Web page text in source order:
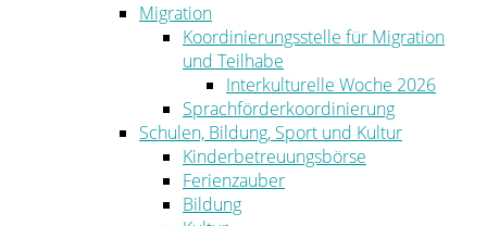
Migration
Koordinierungsstelle für Migration
und Teilhabe
Interkulturelle Woche 2026
Sprachförderkoordinierung
Schulen, Bildung, Sport und Kultur
Kinderbetreuungsbörse
Ferienzauber
Bildung